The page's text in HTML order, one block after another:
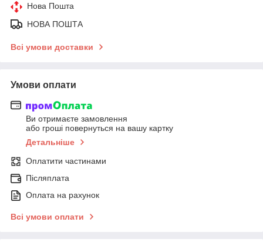
Нова Пошта
НОВА ПОШТА
Всі умови доставки
Умови оплати
Ви отримаєте замовлення
або гроші повернуться на вашу картку
Детальніше
Оплатити частинами
Післяплата
Оплата на рахунок
Всі умови оплати